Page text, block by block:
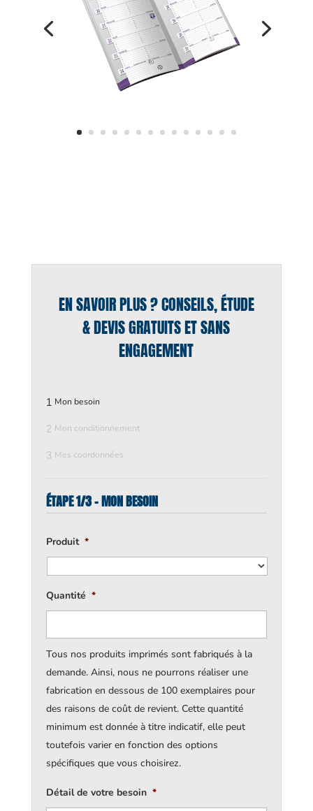
EN SAVOIR PLUS ? CONSEILS, ÉTUDE
& DEVIS GRATUITS ET SANS
ENGAGEMENT
1 Mon besoin
2 Mon conditionnement
3 Mes coordonnées
ÉTAPE 1/3 - MON BESOIN
Produit *
Quantité *
Tous nos produits imprimés sont fabriqués à la
demande. Ainsi, nous ne pourrons réaliser une
fabrication en dessous de 100 exemplaires pour
des raisons de coût de revient. Cette quantité
minimum est donnée à titre indicatif, elle peut
toutefois varier en fonction des options
spécifiques que vous choisirez.
Détail de votre besoin *